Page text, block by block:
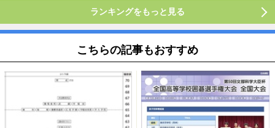
ランキングをもっと見る
こちらの記事もおすすめ